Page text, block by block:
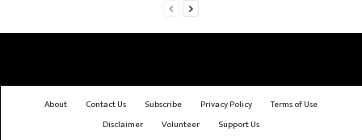
About Contact Us Subscribe Privacy Policy
Terms of Use
Disclaimer
Volunteer Support Us